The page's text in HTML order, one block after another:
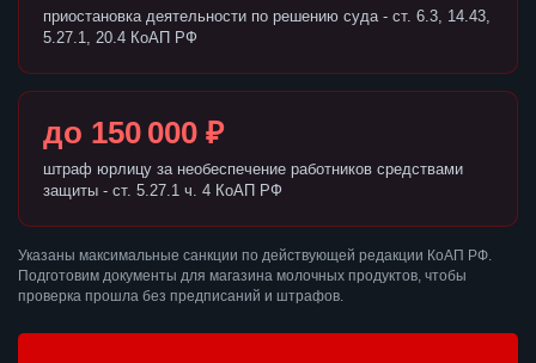
приостановка деятельности по решению суда - ст. 6.3, 14.43,
5.27.1, 20.4 КоАП РФ
до 150 000 ₽
штраф юрлицу за необеспечение работников средствами
защиты - ст. 5.27.1 ч. 4 КоАП РФ
Указаны максимальные санкции по действующей редакции КоАП РФ.
Подготовим документы для магазина молочных продуктов, чтобы
проверка прошла без предписаний и штрафов.